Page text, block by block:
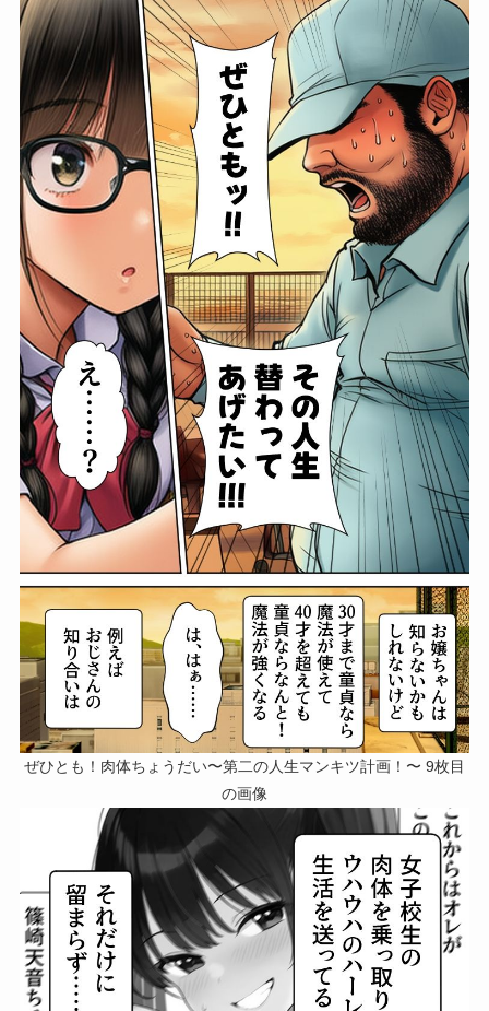
ぜひとも！肉体ちょうだい〜第二の人生マンキツ計画！〜 9枚目
の画像